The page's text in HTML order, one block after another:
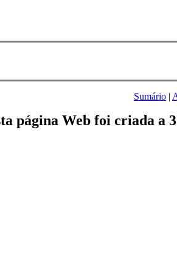
Sumário |
página Web foi criada a